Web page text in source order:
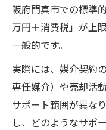
阪府門真市での標準
万円＋消費税」が上
一般的です。
実際には、媒介契約
専任媒介）や売却活
サポート範囲が異な
し、どのようなサポ